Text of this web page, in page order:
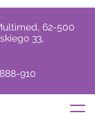
62-500
33,
910